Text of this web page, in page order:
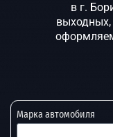
в г.
выходных,
Марка автомобиля